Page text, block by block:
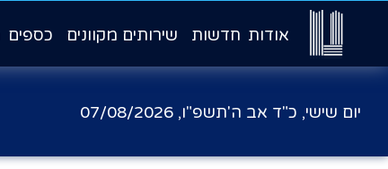
אודות חדשות שירותים מקוונים כספים
יום שישי, כ"ד אב ה'תשפ"ו, 07/08/2026